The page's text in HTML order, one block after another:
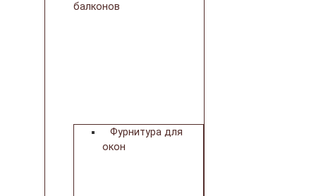
балконов
Фурнитура для
окон